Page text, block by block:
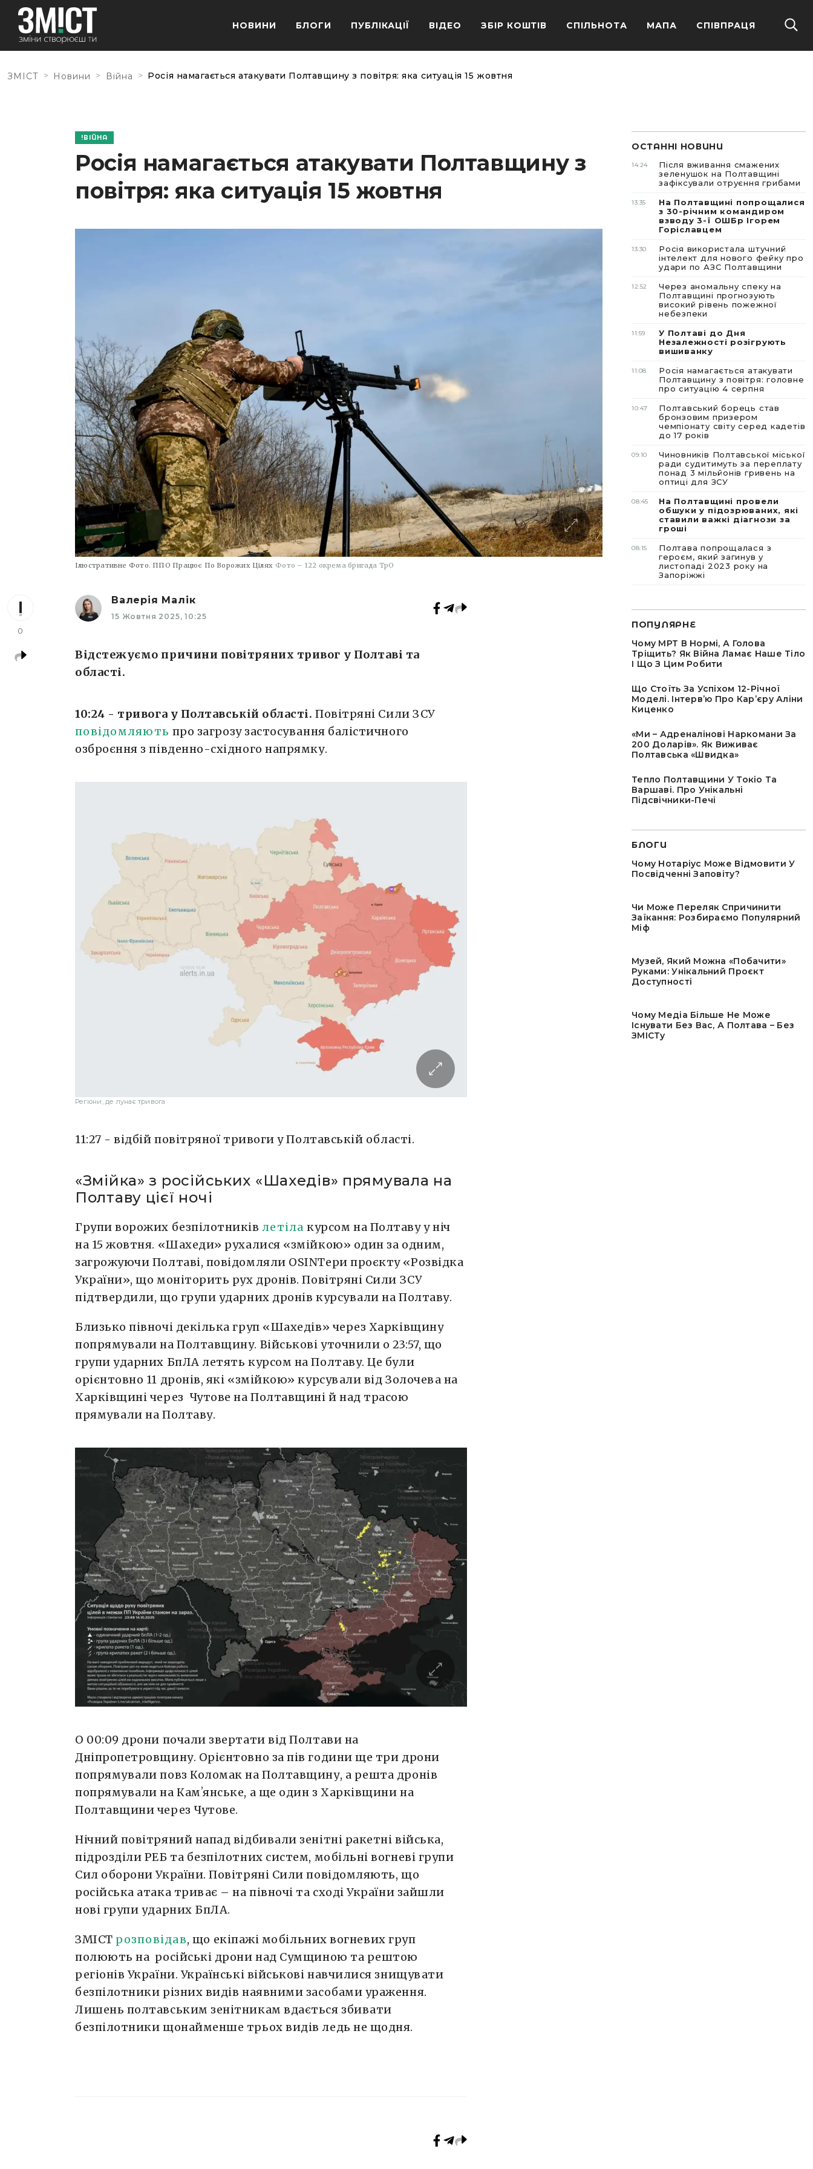
НОВИНИ БЛОГИ ПУБЛІКАЦІЇ ВІДЕО ЗБІР КОШТІВ СПІЛЬНОТА МАПА СПІВПРАЦЯ
ЗМІСТ > Новини > Війна > Росія намагається атакувати Полтавщину з повітря: яка ситуація 15 жовтня
ВІЙНА
Росія намагається атакувати Полтавщину з
повітря: яка ситуація 15 жовтня
Ілюстративне Фото. ППО Працює По Ворожих Цілях Фото – 122 окрема бригада ТрО
0
Валерія Малік
15 Жовтня 2025, 10:25
Відстежуємо причини повітряних тривог у Полтаві та
області.
10:24 - тривога у Полтавській області.Повітряні Сили ЗСУ
повідомляють про загрозу застосування балістичного
озброєння з південно-східного напрямку.
Регіони, де лунає тривога
11:27 - відбій повітряної тривоги у Полтавській області.
«Змійка» з російських «Шахедів» прямувала на
Полтаву цієї ночі
Групи ворожих безпілотників летіла курсом на Полтаву у ніч
на 15 жовтня. «Шахеди» рухалися «змійкою» один за одним,
загрожуючи Полтаві, повідомляли OSINTери проєкту «Розвідка
України», що моніторить рух дронів. Повітряні Сили ЗСУ
підтвердили, що групи ударних дронів курсували на Полтаву.
Близько півночі декілька груп «Шахедів» через Харківщину
попрямували на Полтавщину. Військові уточнили о 23:57, що
групи ударних БпЛА летять курсом на Полтаву. Це були
орієнтовно 11 дронів, які «змійкою» курсували від Золочева на
Харківщині через Чутове на Полтавщині й над трасою
прямували на Полтаву.
О 00:09 дрони почали звертати від Полтави на
Дніпропетровщину. Орієнтовно за пів години ще три дрони
попрямували повз Коломак на Полтавщину, а решта дронів
попрямували на Камʼянське, а ще один з Харківщини на
Полтавщини через Чутове.
Нічний повітряний напад відбивали зенітні ракетні війська,
підрозділи РЕБ та безпілотних систем, мобільні вогневі групи
Сил оборони України. Повітряні Сили повідомляють, що
російська атака триває – на півночі та сході України зайшли
нові групи ударних БпЛА.
ЗМІСТ розповідав, що екіпажі мобільних вогневих груп
полюють на російські дрони над Сумщиною та рештою
регіонів України. Українські військові навчилися знищувати
безпілотники різних видів наявними засобами ураження.
Лишень полтавським зенітникам вдається збивати
безпілотники щонайменше трьох видів ледь не щодня.
ОСТАННІ НОВИНИ
14:24
Після вживання смажених
зеленушок на Полтавщині
зафіксували отруєння грибами
13:35
На Полтавщині попрощалися
з 30-річним командиром
взводу 3-ї ОШБр Ігорем
Горіславцем
13:30
Росія використала штучний
інтелект для нового фейку про
удари по АЗС Полтавщини
12:52
Через аномальну спеку на
Полтавщині прогнозують
високий рівень пожежної
небезпеки
11:59
У Полтаві до Дня
Незалежності розігрують
вишиванку
11:08
Росія намагається атакувати
Полтавщину з повітря: головне
про ситуацію 4 серпня
10:47
Полтавський борець став
бронзовим призером
чемпіонату світу серед кадетів
до 17 років
09:10
Чиновників Полтавської міської
ради судитимуть за переплату
понад 3 мільйонів гривень на
оптиці для ЗСУ
08:45
На Полтавщині провели
обшуки у підозрюваних, які
ставили важкі діагнози за
гроші
08:15
Полтава попрощалася з
героєм, який загинув у
листопаді 2023 року на
Запоріжжі
ПОПУЛЯРНЕ
Чому МРТ В Нормі, А Голова
Тріщить? Як Війна Ламає Наше Тіло
І Що З Цим Робити
Що Стоїть За Успіхом 12-Річної
Моделі. Інтервʼю Про Карʼєру Аліни
Киценко
«Ми – Адреналінові Наркомани За
200 Доларів». Як Виживає
Полтавська «швидка»
Тепло Полтавщини У Токіо Та
Варшаві. Про Унікальні
Підсвічники-Печі
БЛОГИ
Чому Нотаріус Може Відмовити У
Посвідченні Заповіту?
Чи Може Переляк Спричинити
Заїкання: Розбираємо Популярний
Міф
Музей, Який Можна «побачити»
Руками: Унікальний Проєкт
Доступності
Чому Медіа Більше Не Може
Існувати Без Вас, А Полтава – Без
ЗМІСТу